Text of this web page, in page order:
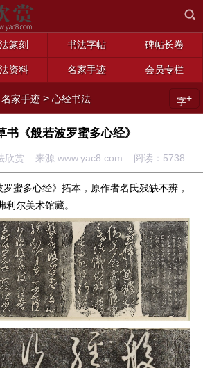
篆刻 书法字帖 碑帖长卷
资料 名家手迹 会员专栏
名家手迹 >心经书法 字+
书《般若波罗蜜多心经》
欣赏 来源:www.yac8.com 阅读： 5738
蜜多心经》拓本，原作者名氏残缺不辨，
尔美术馆藏。